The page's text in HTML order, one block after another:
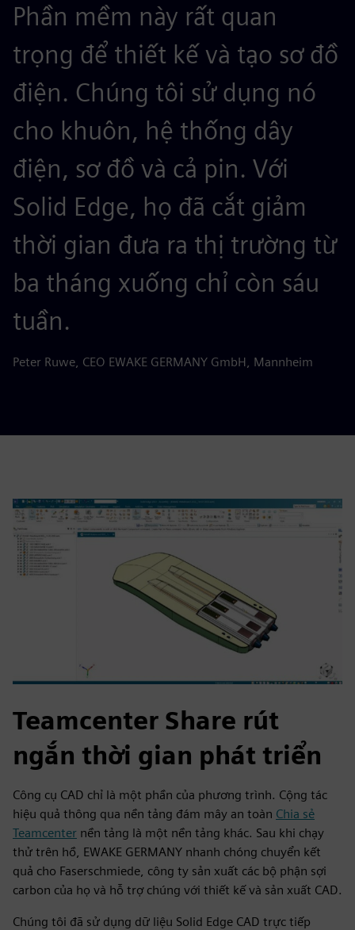
Phần mềm này rất quan
trọng để thiết kế và tạo sơ đồ
điện. Chúng tôi sử dụng nó
cho khuôn, hệ thống dây
điện, sơ đồ và cả pin. Với
Solid Edge, họ đã cắt giảm
thời gian đưa ra thị trường từ
ba tháng xuống chỉ còn sáu
tuần.
Peter Ruwe, CEO EWAKE GERMANY GmbH, Mannheim
Teamcenter Share rút
ngắn thời gian phát triển
Công cụ CAD chỉ là một phần của phương trình. Cộng tác
hiệu quả thông qua nền tảng đám mây an toàn Chia sẻ
Teamcenter nền tảng là một nền tảng khác. Sau khi chạy
thử trên hồ, EWAKE GERMANY nhanh chóng chuyển kết
quả cho Faserschmiede, công ty sản xuất các bộ phận sợi
carbon của họ và hỗ trợ chúng với thiết kế và sản xuất CAD.
Chúng tôi đã sử dụng dữ liệu Solid Edge CAD trực tiếp